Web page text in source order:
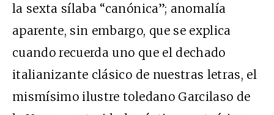
la sexta sílaba “canónica”; anomalía
aparente, sin embargo, que se explica
cuando recuerda uno que el dechado
italianizante clásico de nuestras letras, el
mismísimo ilustre toledano Garcilaso de